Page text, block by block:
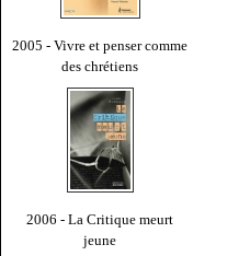
2005 - Vivre et penser comme
des chrétiens
2006 - La Critique meurt
jeune